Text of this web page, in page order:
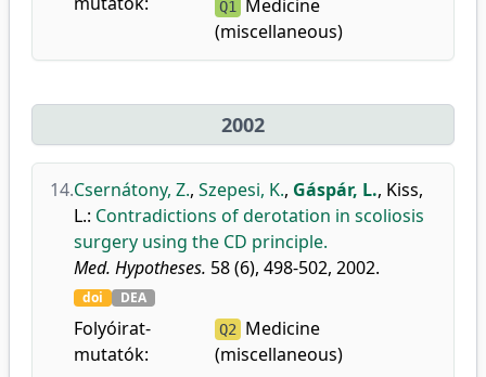
Q1
Medicine
(miscellaneous)
2002
14.Csernátony, Z., Szepesi, K., Gáspár, L., Kiss,
L.: Contradictions of derotation in scoliosis
surgery using the CD principle.
Med. Hypotheses. 58 (6), 498-502, 2002.
doi DEA
Folyóirat-
mutatók:
Q2
Medicine
(miscellaneous)